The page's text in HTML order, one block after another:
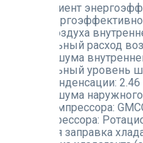
Коэффициент
Класс
Расход воздуха
Минимальный расход
Уровень шума
Минимальный уровень
Объем конденсации: 2.46
Уровень шума
Марка компрессора:
Тип компрессора:
Заводская заправка